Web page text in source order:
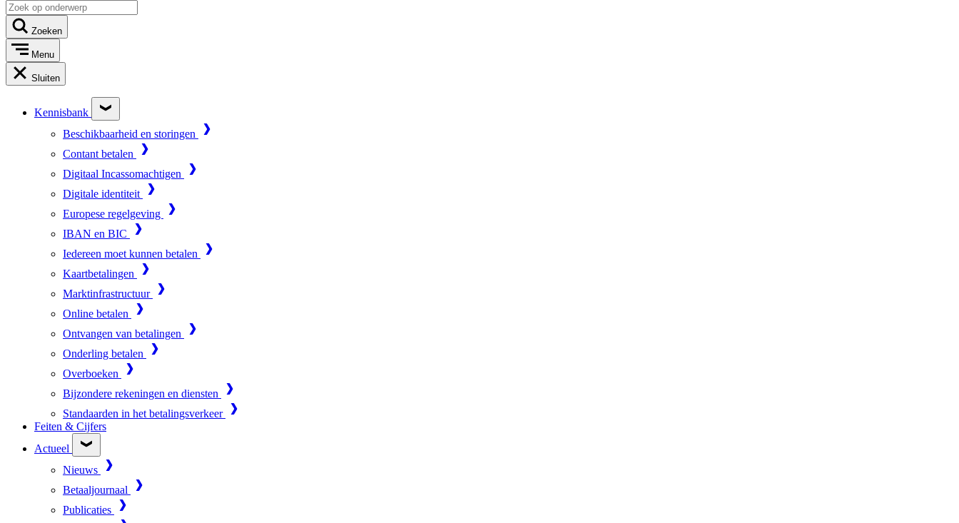
Zoeken
Menu
Sluiten
Kennisbank
Beschikbaarheid en storingen
Contant betalen
Digitaal Incassomachtigen
Digitale identiteit
Europese regelgeving
IBAN en BIC
Iedereen moet kunnen betalen
Kaartbetalingen
Marktinfrastructuur
Online betalen
Ontvangen van betalingen
Onderling betalen
Overboeken
Bijzondere rekeningen en diensten
Standaarden in het betalingsverkeer
Feiten & Cijfers
Actueel
Nieuws
Betaaljournaal
Publicaties